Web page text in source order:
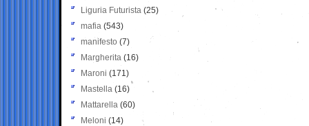
Liguria Futurista (25)
mafia (543)
manifesto (7)
Margherita (16)
Maroni (171)
Mastella (16)
Mattarella (60)
Meloni (14)